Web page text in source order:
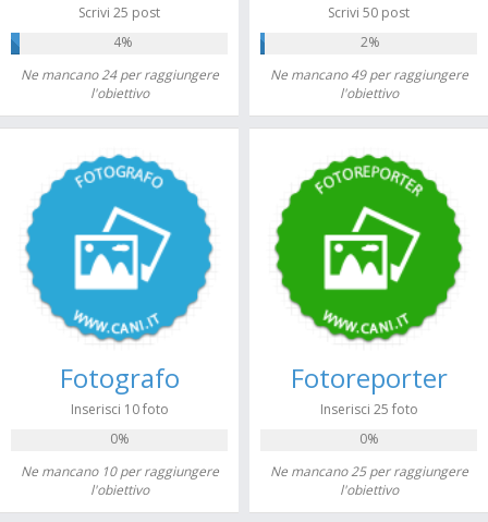
Scrivi 25 post
4%
Ne mancano 24 per raggiungere
l'obiettivo
Scrivi 50 post
2%
Ne mancano 49 per raggiungere
l'obiettivo
Fotografo
Inserisci 10 foto
0%
Ne mancano 10 per raggiungere
l'obiettivo
Fotoreporter
Inserisci 25 foto
0%
Ne mancano 25 per raggiungere
l'obiettivo